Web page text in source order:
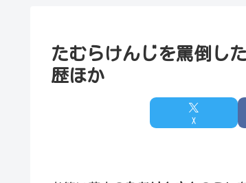
たむらけんじを罵倒し
歴ほか
X